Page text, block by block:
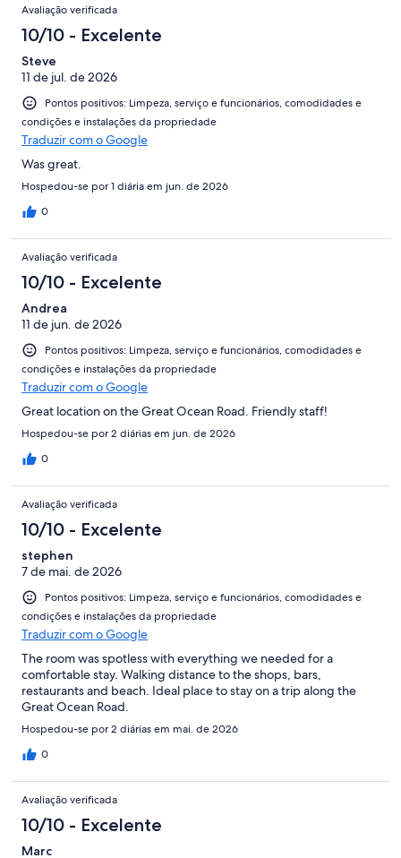
Avaliação verificada
10/10 - Excelente
Steve
11 de jul. de 2026
Pontos positivos: Limpeza, serviço e funcionários, comodidades e
condições e instalações da propriedade
Traduzir com o Google
Was great.
Hospedou-se por 1 diária em jun. de 2026
0
Avaliação verificada
10/10 - Excelente
Andrea
11 de jun. de 2026
Pontos positivos: Limpeza, serviço e funcionários, comodidades e
condições e instalações da propriedade
Traduzir com o Google
Great location on the Great Ocean Road. Friendly staff!
Hospedou-se por 2 diárias em jun. de 2026
0
Avaliação verificada
10/10 - Excelente
stephen
7 de mai. de 2026
Pontos positivos: Limpeza, serviço e funcionários, comodidades e
condições e instalações da propriedade
Traduzir com o Google
The room was spotless with everything we needed for a
comfortable stay. Walking distance to the shops, bars,
restaurants and beach. Ideal place to stay on a trip along the
Great Ocean Road.
Hospedou-se por 2 diárias em mai. de 2026
0
Avaliação verificada
10/10 - Excelente
Marc